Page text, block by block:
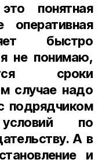
понятная
быстро
не понимаю,
сроки
случае надо
подрядчиком
по
А в
и